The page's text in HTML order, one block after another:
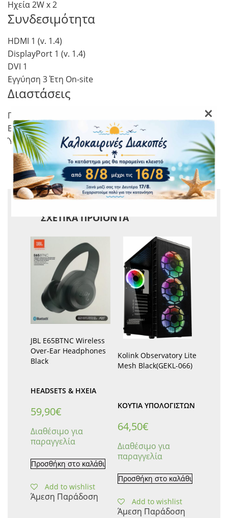
Ηχεία 2W x 2
Συνδεσιμότητα
HDMI 1 (v. 1.4)
DisplayPort 1 (v. 1.4)
DVI 1
Εγγύηση 3 Έτη On-site
Διαστάσεις
Πλάτος 613 mm
Βάθος 454 mm
Ύψος 227 mm
ΣΧΕΤΙΚΆ ΠΡΟΪΌΝΤΑ
JBL E65BTNC Wireless
Over-Ear Headphones
Black
HEADSETS & ΗΧΕΊΑ
59,90€
Διαθέσιμο για
παραγγελία
Προσθήκη στο καλάθι
Add to wishlist
Άμεση Παράδοση
Kolink Observatory Lite
Mesh Black(GEKL-066)
ΚΟΥΤΙΆ ΥΠΟΛΟΓΙΣΤΏΝ
64,50€
Διαθέσιμο για
παραγγελία
Προσθήκη στο καλάθι
Add to wishlist
Άμεση Παράδοση
×